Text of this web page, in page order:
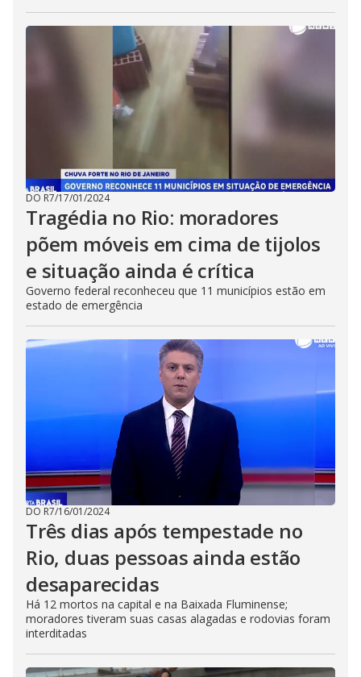
DO R7/17/01/2024
Tragédia no Rio: moradores
põem móveis em cima de tijolos
e situação ainda é crítica
Governo federal reconheceu que 11 municípios estão em
estado de emergência
DO R7/16/01/2024
Três dias após tempestade no
Rio, duas pessoas ainda estão
desaparecidas
Há 12 mortos na capital e na Baixada Fluminense;
moradores tiveram suas casas alagadas e rodovias foram
interditadas